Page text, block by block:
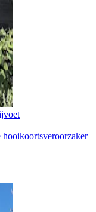
hooikoortsveroorzaker